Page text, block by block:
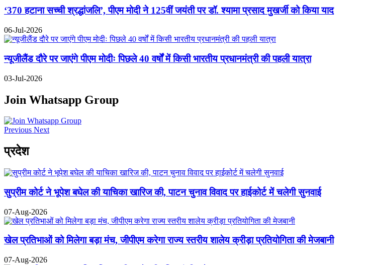
‘370 हटाना सच्ची श्रद्धांजलि’, पीएम मोदी ने 125वीं जयंती पर डॉ. श्यामा प्रसाद मुखर्जी को किया याद
06-Jul-2026
न्यूजीलैंड दौरे पर जाएंगे पीएम मोदीः पिछले 40 वर्षों में किसी भारतीय प्रधानमंत्री की पहली यात्रा
03-Jul-2026
Join Whatsapp Group
Previous Next
प्रदेश
सुप्रीम कोर्ट ने भूपेश बघेल की याचिका खारिज की, पाटन चुनाव विवाद पर हाईकोर्ट में चलेगी सुनवाई
07-Aug-2026
खेल प्रतिभाओं को मिलेगा बड़ा मंच, जीपीएम करेगा राज्य स्तरीय शालेय क्रीड़ा प्रतियोगिता की मेजबानी
07-Aug-2026